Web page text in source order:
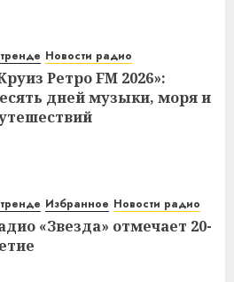
Новости радио
Ретро FM 2026»:
дней музыки, моря и
Избранное Новости радио
«Звезда» отмечает 20-